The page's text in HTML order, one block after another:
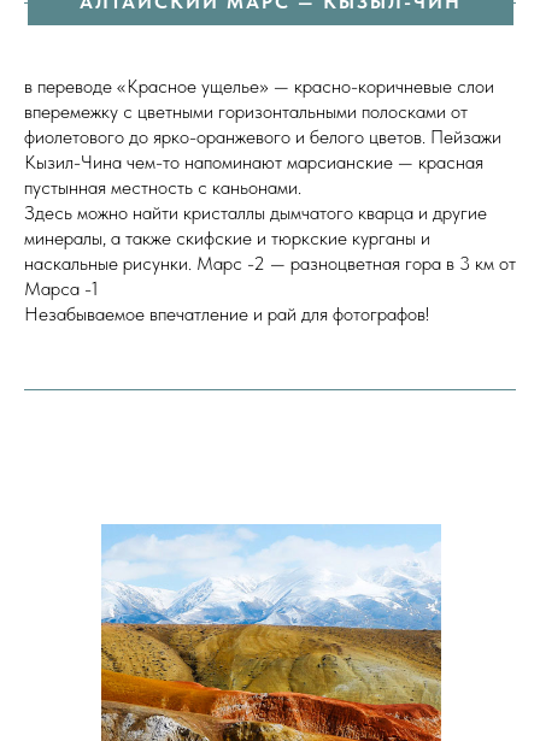
в переводе «Красное ущелье» — красно-коричневые слои
вперемежку с цветными горизонтальными полосками от
фиолетового до ярко-оранжевого и белого цветов. Пейзажи
Кызил-Чина чем-то напоминают марсианские — красная
пустынная местность с каньонами.
Здесь можно найти кристаллы дымчатого кварца и другие
минералы, а также скифские и тюркские курганы и
наскальные рисунки. Марс -2 — разноцветная гора в 3 км от
Марса -1
Незабываемое впечатление и рай для фотографов!